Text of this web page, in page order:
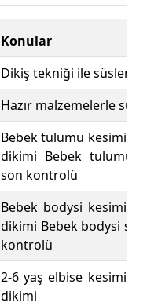
Konular
Dikiş tekniği ile süsleme
Hazır malzemelerle
Bebek tulumu kesimi
dikimi Bebek tulumu
son kontrolü
Bebek bodysi kesimi
dikimi Bebek bodysi son
kontrolü
2-6 yaş elbise kesimi 2-6
dikimi